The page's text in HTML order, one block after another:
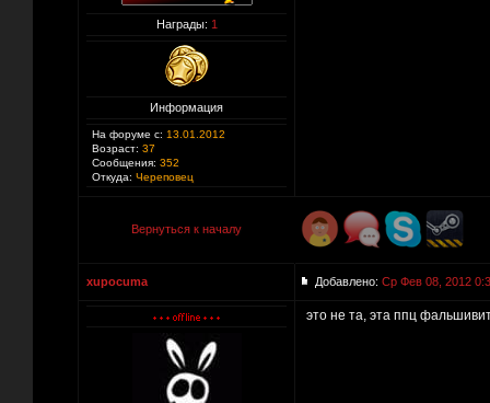
Награды: 1
Информация
На форуме с: 13.01.2012
Возраст: 37
Сообщения: 352
Откуда: Череповец
Вернуться к началу
xupocuma Добавлено: Ср Фев 08, 2012
это не та, эта ппц